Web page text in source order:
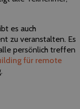
es auch
zu veranstalten. Es
persönlich treffen
für remote